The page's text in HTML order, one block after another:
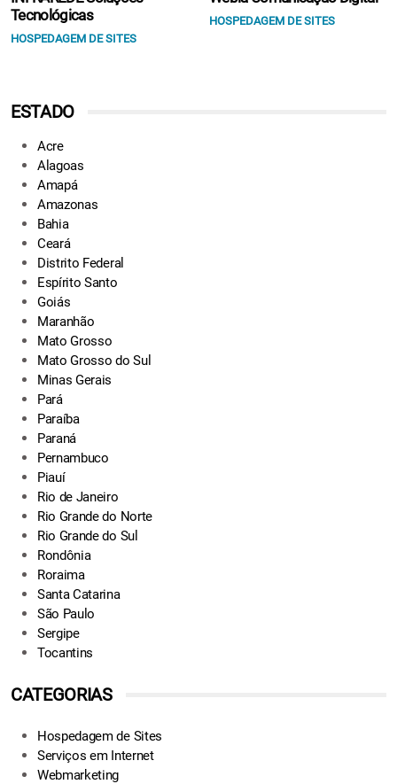
Tecnológicas
HOSPEDAGEM DE SITES
HOSPEDAGEM DE SITES
ESTADO
Acre
Alagoas
Amapá
Amazonas
Bahia
Ceará
Distrito Federal
Espírito Santo
Goiás
Maranhão
Mato Grosso
Mato Grosso do Sul
Minas Gerais
Pará
Paraíba
Paraná
Pernambuco
Piauí
Rio de Janeiro
Rio Grande do Norte
Rio Grande do Sul
Rondônia
Roraima
Santa Catarina
São Paulo
Sergipe
Tocantins
CATEGORIAS
Hospedagem de Sites
Serviços em Internet
Webmarketing